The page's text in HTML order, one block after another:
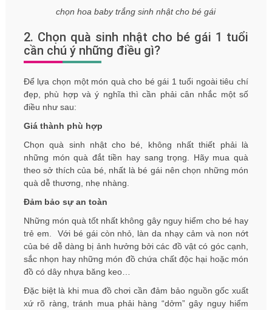
chọn hoa baby trắng sinh nhật cho bé gái
2. Chọn quà sinh nhật cho bé gái 1 tuổi
cần chú ý những điều gì?
Để lựa chọn một món quà cho bé gái 1 tuổi ngoài tiêu chí
đẹp, phù hợp và ý nghĩa thì cần phải cân nhắc một số
điều như sau:
Giá thành phù hợp
Chọn quà sinh nhật cho bé, không nhất thiết phải là
những món quà đắt tiền hay sang trọng. Hãy mua quà
theo sở thích của bé, nhất là bé gái nên chọn những món
quà dễ thương, nhẹ nhàng.
Đảm bảo sự an toàn
Những món quà tốt nhất không gây nguy hiểm cho bé hay
trẻ em. Với bé gái còn nhỏ, làn da nhạy cảm và non nớt
của bé dễ dàng bị ảnh hưởng bởi các đồ vật có góc cạnh,
sắc nhọn hay những món đồ chứa chất độc hại hoặc món
đồ có dây nhựa băng keo…
Đặc biệt là khi mua đồ chơi cần đảm bảo nguồn gốc xuất
xứ rõ ràng, tránh mua phải hàng “dởm” gây nguy hiểm